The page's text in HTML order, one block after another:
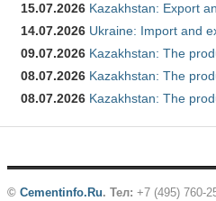
15.07.2026 Kazakhstan: Export
14.07.2026 Ukraine: Import and
09.07.2026 Kazakhstan: The
08.07.2026 Kazakhstan: The
08.07.2026 Kazakhstan: The
© Cementinfo.Ru. Тел: +7 (495) 760-